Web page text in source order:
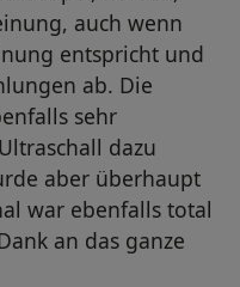
auch wenn
entspricht und
ab. Die
sehr
dazu
aber überhaupt
war ebenfalls total
an das ganze